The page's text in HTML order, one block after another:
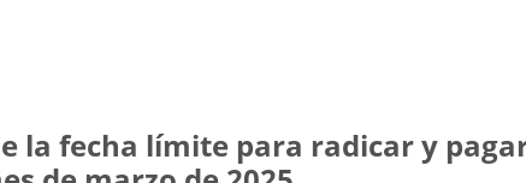
la fecha límite para radicar y